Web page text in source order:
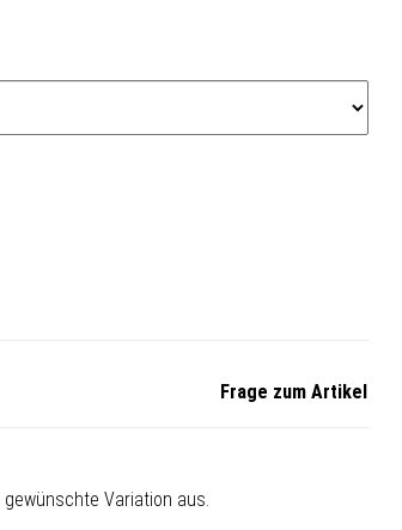
Frage zum Artikel
Variation aus.